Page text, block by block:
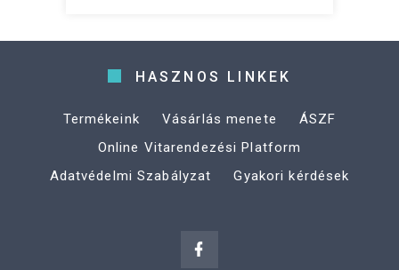
HASZNOS LINKEK
Termékeink Vásárlás menete
ÁSZF
Online Vitarendezési Platform
Adatvédelmi Szabályzat
Gyakori kérdések